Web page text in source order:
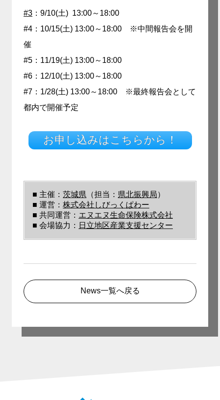
#3 ：9/10(土) 13:00～18:00
#4：10/15(土) 13:00～18:00 ※中間報告会を開
催
#5：11/19(土) 13:00～18:00
#6：12/10(土) 13:00～18:00
#7：1/28(土) 13:00～18:00 ※最終報告会として
都内で開催予定
お申し込みはこちらから！
■ 主催： 茨城県 （担当： 県北振興局）
■ 運営： 株式会社しびっくぱわー
■ 共同運営： エヌエヌ生命保険株式会社
■ 会場協力： 日立地区産業支援センター
News一覧へ戻る